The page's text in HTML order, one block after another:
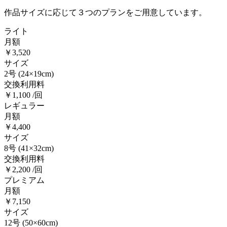
作品サイズに応じて３つのプランをご用意しています。
ライト
月額
￥3,520
サイズ
2号 (24×19cm)
交換利用料
￥1,100 /回
レギュラー
月額
￥4,400
サイズ
8号 (41×32cm)
交換利用料
￥2,200 /回
プレミアム
月額
￥7,150
サイズ
12号 (50×60cm)